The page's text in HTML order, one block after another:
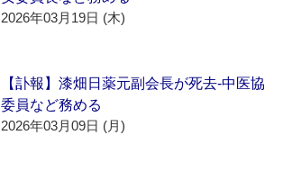
2026年03月19日 (木)
【訃報】漆畑日薬元副会長が死去‐中医協
委員など務める
2026年03月09日 (月)